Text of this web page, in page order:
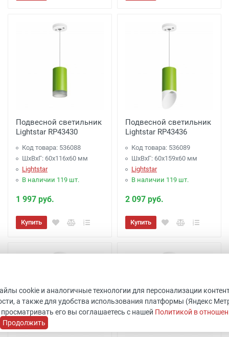
Подвесной светильник
Lightstar RP43430
Код товара: 536088
ШхВхГ: 60x116x60 мм
Lightstar
В наличии 119 шт.
1 997 руб.
Купить
Подвесной светильник
Lightstar RP43436
Код товара: 536089
ШхВхГ: 60x159x60 мм
Lightstar
В наличии 119 шт.
2 097 руб.
Купить
cookie и аналогичные технологии для персонализации
а также для удобства использования платформы (Яндекс
его вы соглашаетесь с нашей Политикой в
Продолжить